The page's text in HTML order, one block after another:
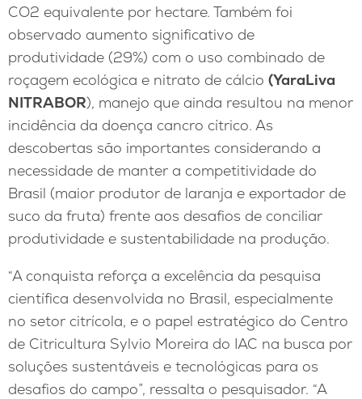
CO2 equivalente por hectare. Também foi
observado aumento significativo de
produtividade (29%) com o uso combinado de
roçagem ecológica e nitrato de cálcio (YaraLiva
NITRABOR), manejo que ainda resultou na menor
incidência da doença cancro cítrico. As
descobertas são importantes considerando a
necessidade de manter a competitividade do
Brasil (maior produtor de laranja e exportador de
suco da fruta) frente aos desafios de conciliar
produtividade e sustentabilidade na produção.
“A conquista reforça a excelência da pesquisa
científica desenvolvida no Brasil, especialmente
no setor citrícola, e o papel estratégico do Centro
de Citricultura Sylvio Moreira do IAC na busca por
soluções sustentáveis e tecnológicas para os
desafios do campo”, ressalta o pesquisador. “A